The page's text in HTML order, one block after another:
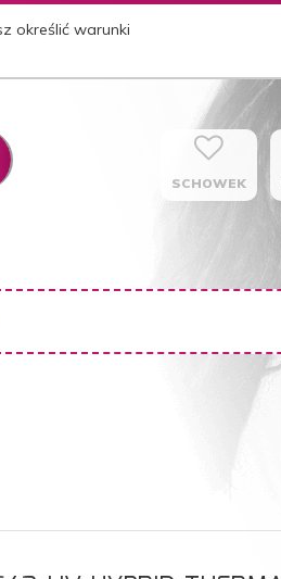
określić warunki
SCHOWEK